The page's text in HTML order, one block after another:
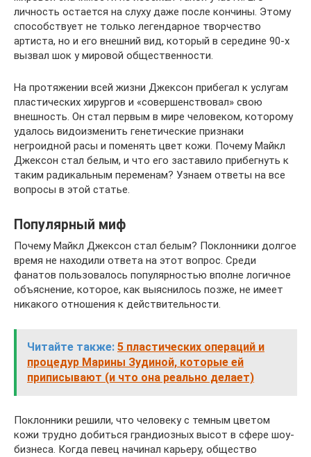
личность остается на слуху даже после кончины. Этому
способствует не только легендарное творчество
артиста, но и его внешний вид, который в середине 90-х
вызвал шок у мировой общественности.
На протяжении всей жизни Джексон прибегал к услугам
пластических хирургов и «совершенствовал» свою
внешность. Он стал первым в мире человеком, которому
удалось видоизменить генетические признаки
негроидной расы и поменять цвет кожи. Почему Майкл
Джексон стал белым, и что его заставило прибегнуть к
таким радикальным переменам? Узнаем ответы на все
вопросы в этой статье.
Популярный миф
Почему Майкл Джексон стал белым? Поклонники долгое
время не находили ответа на этот вопрос. Среди
фанатов пользовалось популярностью вполне логичное
объяснение, которое, как выяснилось позже, не имеет
никакого отношения к действительности.
Читайте также: 5 пластических операций и
процедур Марины Зудиной, которые ей
приписывают (и что она реально делает)
Поклонники решили, что человеку с темным цветом
кожи трудно добиться грандиозных высот в сфере шоу-
бизнеса. Когда певец начинал карьеру, общество